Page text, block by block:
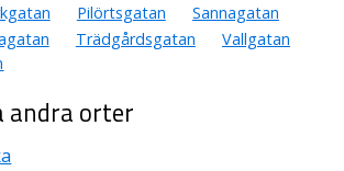
Pilörtsgatan
Sannagatan
Trädgårdsgatan
Vallgatan
andra orter